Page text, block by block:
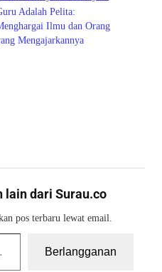
Adalah Pelita:
Ilmu dan Orang
Mengajarkannya
lain dari Surau.co
pos terbaru lewat email.
Berlangganan